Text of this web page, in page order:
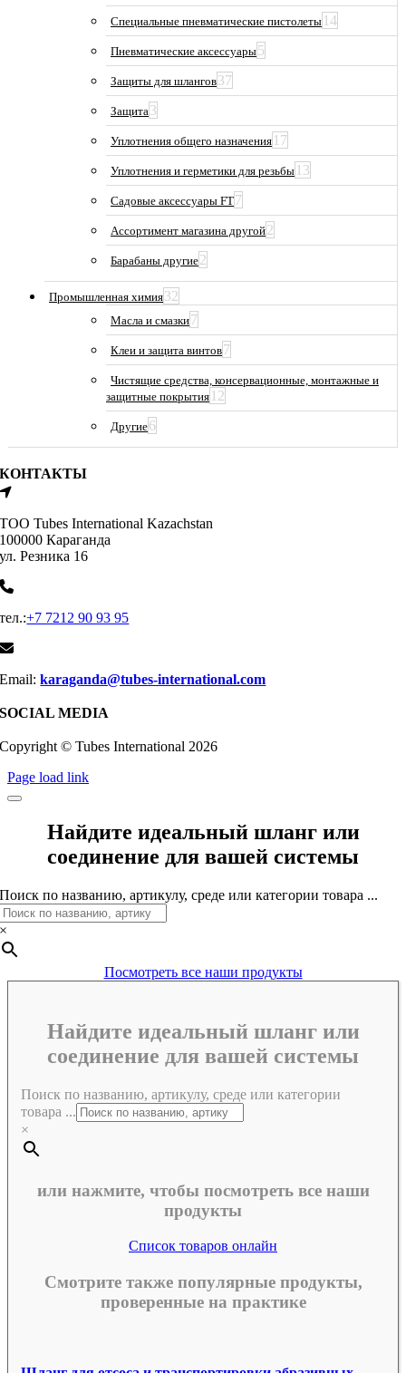
Специальные пневматические пистолеты 14
Пневматические аксессуары5
Защиты для шлангов37
Защита3
Уплотнения общего назначения 17
Уплотнения и герметики для резьбы 13
Садовые аксессуары FT7
Ассортимент магазина другой2
Барабаны другие2
Промышленная химия32
Масла и смазки7
Клеи и защита винтов7
Чистящие средства, консервационные, монтажные и
защитные покрытия 12
Другие6
КОНТАКТЫ
ТОО Tubes International Kazachstan
100000 Караганда
ул. Резника 16
тел.:+7 7212 90 93 95
Email:karaganda@tubes-international.com
SOCIAL MEDIA
Copyright © Tubes International 2026
Page load link
Найдите идеальный шланг или
соединение для вашей системы
Поиск по названию, артикулу, среде или категории товара ...
×
Посмотреть все наши продукты
Найдите идеальный шланг или
соединение для вашей системы
Поиск по названию, артикулу, среде или категории
товара ...
×
или нажмите, чтобы посмотреть все наши
продукты
Список товаров онлайн
Смотрите также популярные продукты,
проверенные на практике